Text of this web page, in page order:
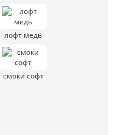
лофт медь
смоки софт